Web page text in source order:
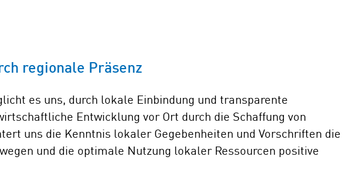
regionale Präsenz
es uns, durch lokale Einbindung und transparente
Entwicklung vor Ort durch die Schaffung von
uns die Kenntnis lokaler Gegebenheiten und Vorschriften die
und die optimale Nutzung lokaler Ressourcen positive